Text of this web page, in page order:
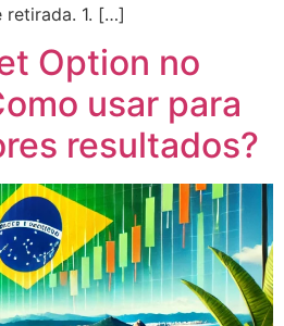
retirada. 1. […]
Option no
usar para
resultados?